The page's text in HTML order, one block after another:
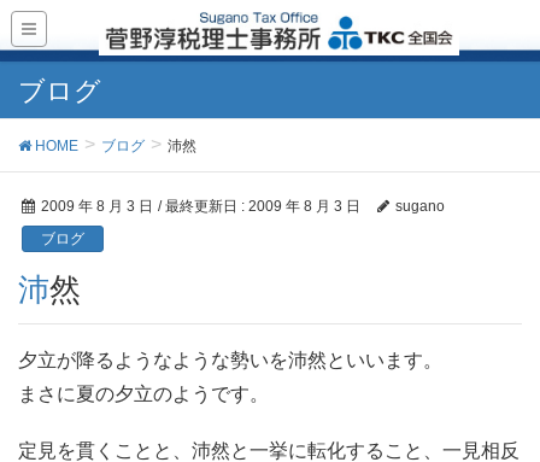
ブログ
HOME ブログ 沛然
2009 年 8 月 3 日 / 最終更新日 : 2009 年 8 月 3 日
sugano
ブログ
沛然
夕立が降るようなような勢いを沛然といいます。
まさに夏の夕立のようです。
定見を貫くことと、沛然と一挙に転化すること、一見相反